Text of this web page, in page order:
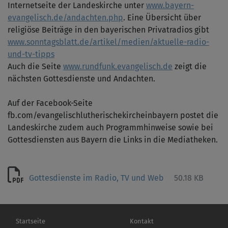
Internetseite der Landeskirche unter www.bayern-
evangelisch.de/andachten.php. Eine Übersicht über
religiöse Beiträge in den bayerischen Privatradios gibt
www.sonntagsblatt.de/artikel/medien/aktuelle-radio-
und-tv-tipps
Auch die Seite www.rundfunk.evangelisch.de zeigt die
nächsten Gottesdienste und Andachten.
Auf der Facebook-Seite
fb.com/evangelischlutherischekircheinbayern postet die
Landeskirche zudem auch Programmhinweise sowie bei
Gottesdiensten aus Bayern die Links in die Mediatheken.
Gottesdienste im Radio, TV und Web 50.18 KB
Hauptnavigation
Startseite Fußbereichsmenü
Kontakt